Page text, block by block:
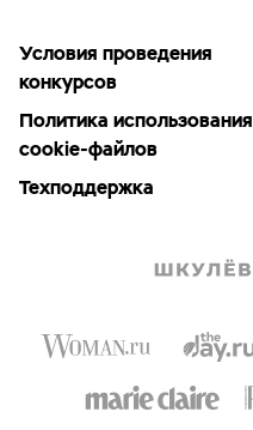
Условия проведения
конкурсов
Политика использования
cookie-файлов
Техподдержка